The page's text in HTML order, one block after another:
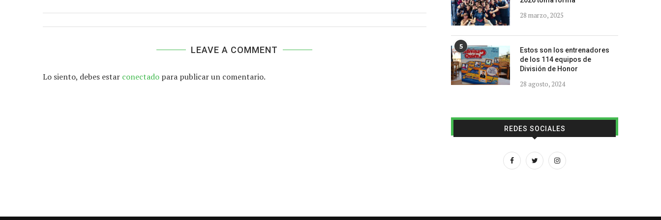
LEAVE A COMMENT
Lo siento, debes estar conectado para publicar un comentario.
28 marzo, 2025
5
Estos son los entrenadores
de los 114 equipos de
División de Honor
28 agosto, 2024
REDES SOCIALES